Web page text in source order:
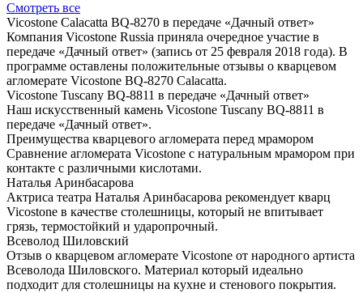
Смотреть все
Vicostone Calacatta BQ-8270 в передаче «Дачный ответ»
Компания Vicostone Russia приняла очередное участие в
передаче «Дачный ответ» (запись от 25 февраля 2018 года). В
программе оставлены положительные отзывы о кварцевом
агломерате Vicostone BQ-8270 Calacatta.
Vicostone Tuscany BQ-8811 в передаче «Дачный ответ»
Наш искусственный камень Vicostone Tuscany BQ-8811 в
передаче «Дачный ответ».
Преимущества кварцевого агломерата перед мрамором
Сравнение агломерата Vicostone с натуральным мрамором при
контакте с различными кислотами.
Наталья Аринбасарова
Актриса театра Наталья Аринбасарова рекомендует кварц
Vicostone в качестве столешницы, который не впитывает
грязь, термостойкий и ударопрочный.
Всеволод Шиловский
Отзыв о кварцевом агломерате Vicostone от народного артиста
Всеволода Шиловского. Материал который идеально
подходит для столешницы на кухне и стенового покрытия.